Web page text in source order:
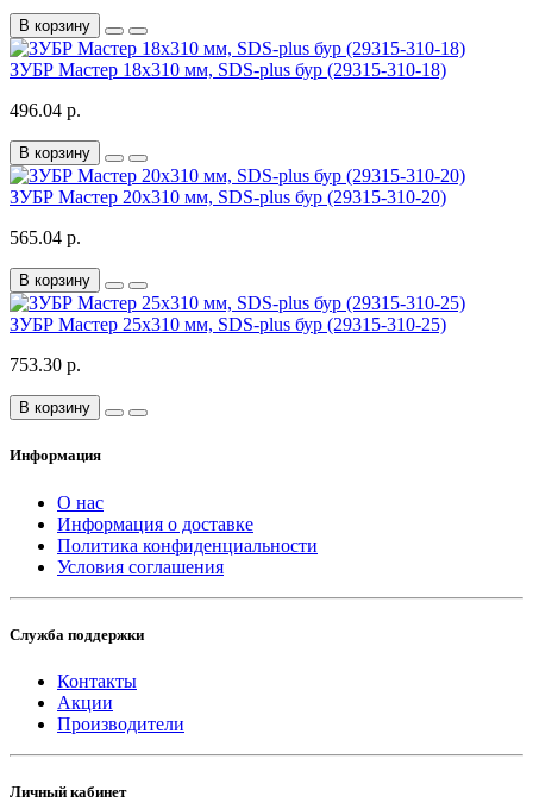
В корзину
ЗУБР Мастер 18x310 мм, SDS-plus бур (29315-310-18)
496.04 р.
В корзину
ЗУБР Мастер 20x310 мм, SDS-plus бур (29315-310-20)
565.04 р.
В корзину
ЗУБР Мастер 25x310 мм, SDS-plus бур (29315-310-25)
753.30 р.
В корзину
Информация
О нас
Информация о доставке
Политика конфиденциальности
Условия соглашения
Служба поддержки
Контакты
Акции
Производители
Личный кабинет